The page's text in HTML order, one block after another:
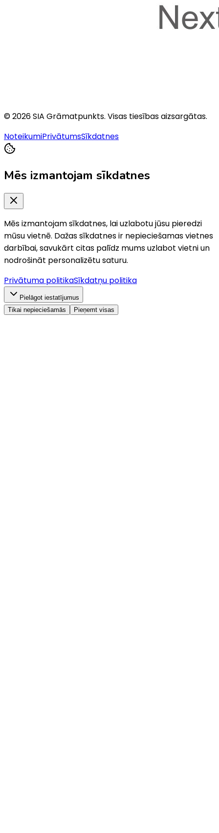
©2026SIA Grāmatpunkts. Visas tiesības aizsargātas.
NoteikumiPrivātumsSīkdatnes
Mēs izmantojam sīkdatnes
Mēs izmantojam sīkdatnes, lai uzlabotu jūsu pieredzi
mūsu vietnē. Dažas sīkdatnes ir nepieciešamas vietnes
darbībai, savukārt citas palīdz mums uzlabot vietni un
nodrošināt personalizētu saturu.
Privātuma politikaSīkdatņu politika
Pielāgot iestatījumus
Tikai nepieciešamās
Pieņemt visas